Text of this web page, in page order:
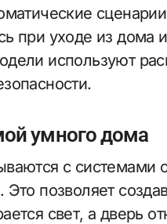
при уходе из
используют
умного дома
с системами
Это позволяет
свет, а дверь